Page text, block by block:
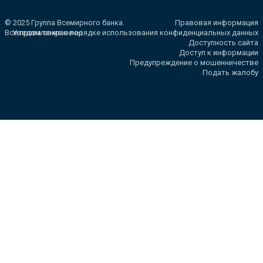
© 2025 Группа Всемирного банка.
Все права сохранены.
Правовая информация
Уведомление о порядке использования конфиденциальных данных
Доступность сайта
Доступ к информации
Предупреждение о мошенничестве
Подать жалобу